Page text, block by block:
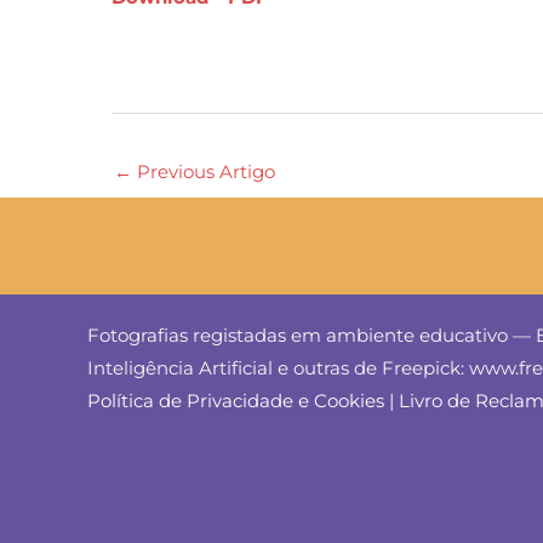
← Previous Artigo
Fotografias registadas em ambiente educativo —
Inteligência Artificial e outras de Freepick:
Política de Privacidade e Cookies | Livro de